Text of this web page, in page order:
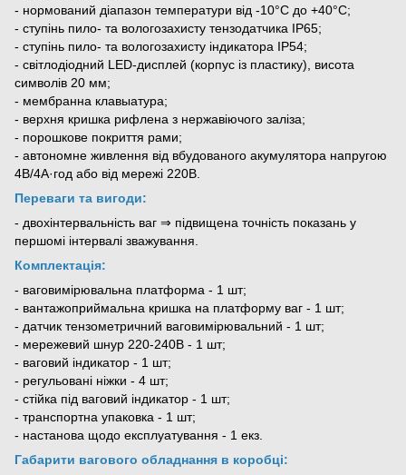
- нормований діапазон температури від -10°С до +40°С;
- ступінь пило- та вологозахисту тензодатчика IP65;
- ступінь пило- та вологозахисту індикатора IP54;
- світлодіодний LED-дисплей (корпус із пластику), висота
символів 20 мм;
- мембранна клавыатура;
- верхня кришка рифлена з нержавіючого заліза;
- порошкове покриття рами;
- автономне живлення від вбудованого акумулятора напругою
4В/4А·год або від мережі 220В.
Переваги та вигоди:
- двохінтервальність ваг ⇒ підвищена точність показань у
першомі інтервалі зважування.
Комплектація:
- ваговимірювальна платформа - 1 шт;
- вантажоприймальна кришка на платформу ваг - 1 шт;
- датчик тензометричний ваговимірювальний - 1 шт;
- мережевий шнур 220-240В - 1 шт;
- ваговий індикатор - 1 шт;
- регульовані ніжки - 4 шт;
- стійка під ваговий індикатор - 1 шт;
- транспортна упаковка - 1 шт;
- настанова щодо експлуатування - 1 екз.
Габарити вагового обладнання в коробці: